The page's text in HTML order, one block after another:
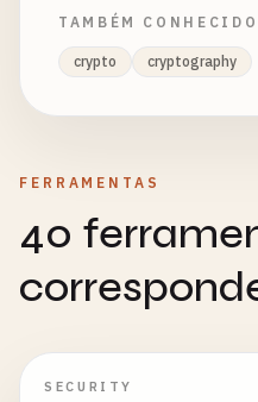
TAMBÉM
crypto cryptography
FERRAMENTAS
40
SECURITY